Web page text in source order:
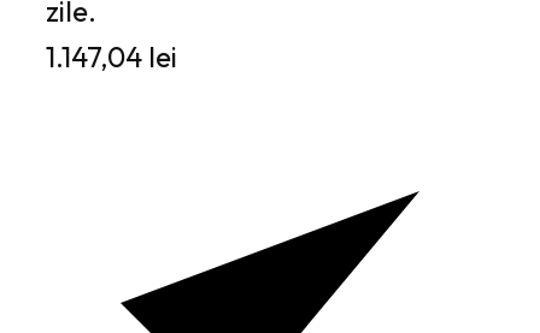
zile.
1.147,04 lei